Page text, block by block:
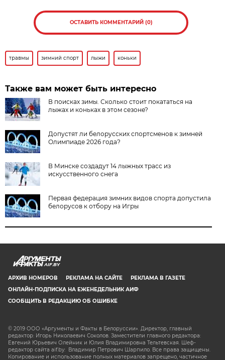
ОСТАВИТЬ КОММЕНТАРИЙ (0)
травмы зимний спорт лыжи коньки
Также вам может быть интересно
В поисках зимы. Сколько стоит покататься на
лыжах и коньках в этом сезоне?
Допустят ли белорусских спортсменов к зимней
Олимпиаде 2026 года?
В Минске создадут 14 лыжных трасс из
искусственного снега
Первая федерация зимних видов спорта допустила
белорусов к отбору на Игры
AIF.BY
АРХИВ НОМЕРОВ РЕКЛАМА НА САЙТЕ
РЕКЛАМА В ГАЗЕТЕ
ОНЛАЙН-ПОДПИСКА НА ЕЖЕНЕДЕЛЬНИК АИФ
СООБЩИТЬ В РЕДАКЦИЮ ОБ ОШИБКЕ
© 2019 ООО «Аргументы и Факты в Белоруссии». Директор, главный
редактор: Игорь Николаевич Соколов. Заместители главного редактора:
Евгений Юрьевич Олейник и Юлия Владимировна Тельтевская. Шеф-
редактор сайта aif.by: Владимир Петрович Шарпило. Все права защищены.
Копирование и использование полных материалов запрещено, частичное